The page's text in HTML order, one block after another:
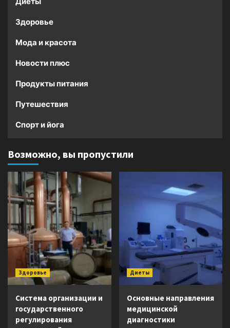
Здоровье
Мода и красота
Новости плюс
Продукты питания
Путешествия
Спорт и йога
Возможно, вы пропустили
Здоровье
Система организации и
государственного
регулирования
Диеты
Основные направления
медицинской
диагностики